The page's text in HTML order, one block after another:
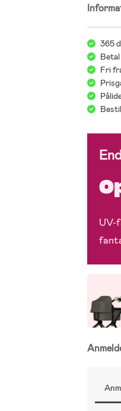
365
Fri
UV-